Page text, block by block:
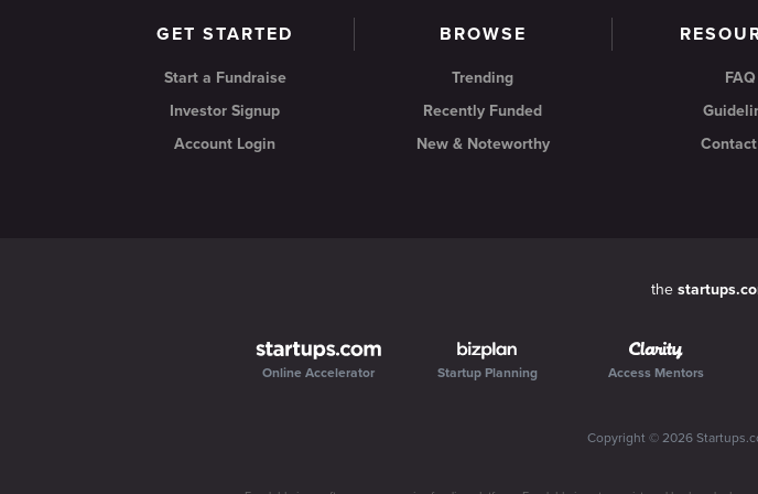
GET STARTED
Start a Fundraise
Investor Signup
Account Login
BROWSE
Trending
Recently Funded
New & Noteworthy
FAQ
the
Online Accelerator Startup Planning Access Mentors
Copyright © 2026